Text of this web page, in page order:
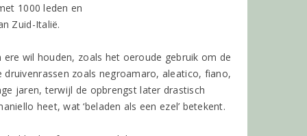
1000 leden en
Zuid-Italië.
wil houden, zoals het oeroude gebruik om de
zoals negroamaro, aleatico, fiano,
jaren, terwijl de opbrengst later drastisch
heet, wat ‘beladen als een ezel’ betekent.